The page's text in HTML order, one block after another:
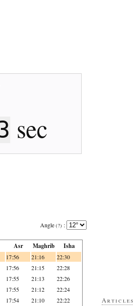
sec
Angle (?) :
Asr Maghrib Isha
17:56 21:16 22:30
17:56 21:15 22:28
17:55 21:13 22:26
17:55 21:12 22:24
17:54 21:10 22:22